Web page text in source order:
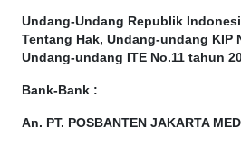
Undang-Undang Republik
Tentang Hak, Undang-undang KIP
Undang-undang ITE No.11 tahun
Bank-Bank :
An. PT. POSBANTEN JAKARTA